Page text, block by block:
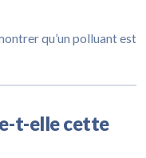
qu’un polluant est
t-elle cette